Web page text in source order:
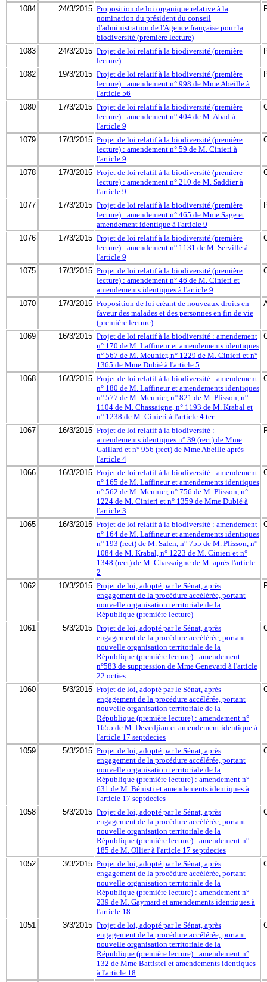
1084 24/3/2015 Proposition de loi organique relative à la
nomination du président du conseil
d'administration de l'Agence française pour la
biodiversité (première lecture)
1083 24/3/2015 Projet de loi relatif à la biodiversité (première
lecture)
1082 19/3/2015 Projet de loi relatif à la biodiversité (première
lecture) : amendement n° 998 de Mme Abeille à
l'article 56
1080 17/3/2015 Projet de loi relatif à la biodiversité (première
lecture) : amendement n° 404 de M. Abad à
l'article 9
1079 17/3/2015 Projet de loi relatif à la biodiversité (première
lecture) : amendement n° 59 de M. Cinieri à
l'article 9
1078 17/3/2015 Projet de loi relatif à la biodiversité (première
lecture) : amendement n° 210 de M. Saddier à
l'article 9
1077 17/3/2015 Projet de loi relatif à la biodiversité (première
lecture) : amendement n° 465 de Mme Sage et
amendement identique à l'article 9
1076 17/3/2015 Projet de loi relatif à la biodiversité (première
lecture) : amendement n° 1131 de M. Serville à
l'article 9
1075 17/3/2015 Projet de loi relatif à la biodiversité (première
lecture) : amendement n° 46 de M. Cinieri et
amendements identiques à l'article 9
1070 17/3/2015 Proposition de loi créant de nouveaux droits en
faveur des malades et des personnes en fin de vie
(première lecture)
1069 16/3/2015 Projet de loi relatif à la biodiversité : amendement
n° 170 de M. Laffineur et amendements identiques
n° 567 de M. Meunier, n° 1229 de M. Cinieri et n°
1365 de Mme Dubié à l'article 5
1068 16/3/2015 Projet de loi relatif à la biodiversité : amendement
n° 180 de M. Laffineur et amendements identiques
n° 577 de M. Meunier, n° 821 de M. Plisson, n°
1104 de M. Chassaigne, n° 1193 de M. Krabal et
n° 1238 de M. Cinieri à l'article 4 ter
1067 16/3/2015 Projet de loi relatif à la biodiversité :
amendements identiques n° 39 (rect) de Mme
Gaillard et n° 956 (rect) de Mme Abeille après
l'article 4
1066 16/3/2015 Projet de loi relatif à la biodiversité : amendement
n° 165 de M. Laffineur et amendements identiques
n° 562 de M. Meunier, n° 756 de M. Plisson, n°
1224 de M. Cinieri et n° 1359 de Mme Dubié à
l'article 3
1065 16/3/2015 Projet de loi relatif à la biodiversité : amendement
n° 164 de M. Laffineur et amendements identiques
n° 193 (rect) de M. Salen, n° 755 de M. Plisson, n°
1084 de M. Krabal, n° 1223 de M. Cinieri et n°
1348 (rect) de M. Chassaigne de M. après l'article
2
1062 10/3/2015 Projet de loi, adopté par le Sénat, après
engagement de la procédure accélérée, portant
nouvelle organisation territoriale de la
République (première lecture)
1061 5/3/2015 Projet de loi, adopté par le Sénat, après
engagement de la procédure accélérée, portant
nouvelle organisation territoriale de la
République (première lecture) : amendement
n°583 de suppression de Mme Genevard à l'article
22 octies
1060 5/3/2015 Projet de loi, adopté par le Sénat, après
engagement de la procédure accélérée, portant
nouvelle organisation territoriale de la
République (première lecture) : amendement n°
1655 de M. Devedjian et amendement identique à
l'article 17 septdecies
1059 5/3/2015 Projet de loi, adopté par le Sénat, après
engagement de la procédure accélérée, portant
nouvelle organisation territoriale de la
République (première lecture) : amendement n°
631 de M. Bénisti et amendements identiques à
l'article 17 septdecies
1058 5/3/2015 Projet de loi, adopté par le Sénat, après
engagement de la procédure accélérée, portant
nouvelle organisation territoriale de la
République (première lecture) : amendement n°
185 de M. Ollier à l'article 17 septdecies
1052 3/3/2015 Projet de loi, adopté par le Sénat, après
engagement de la procédure accélérée, portant
nouvelle organisation territoriale de la
République (première lecture) : amendement n°
239 de M. Gaymard et amendements identiques à
l'article 18
1051 3/3/2015 Projet de loi, adopté par le Sénat, après
engagement de la procédure accélérée, portant
nouvelle organisation territoriale de la
République (première lecture) : amendement n°
132 de Mme Battistel et amendements identiques
à l'article 18